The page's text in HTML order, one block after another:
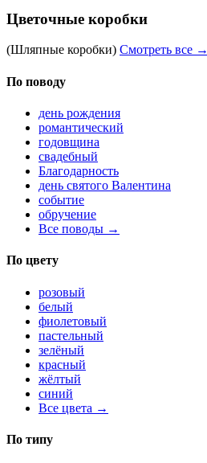
Цветочные коробки
(Шляпные коробки) Смотреть все →
По поводу
день рождения
романтический
годовщина
свадебный
Благодарность
день святого Валентина
событие
обручение
Все поводы →
По цвету
розовый
белый
фиолетовый
пастельный
зелёный
красный
жёлтый
синий
Все цвета →
По типу